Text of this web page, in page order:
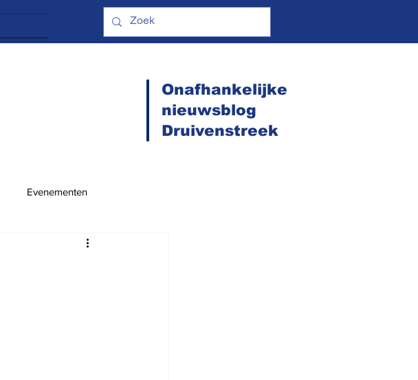
Onafhankelijke
nieuwsblog
Druivenstreek
Evenementen